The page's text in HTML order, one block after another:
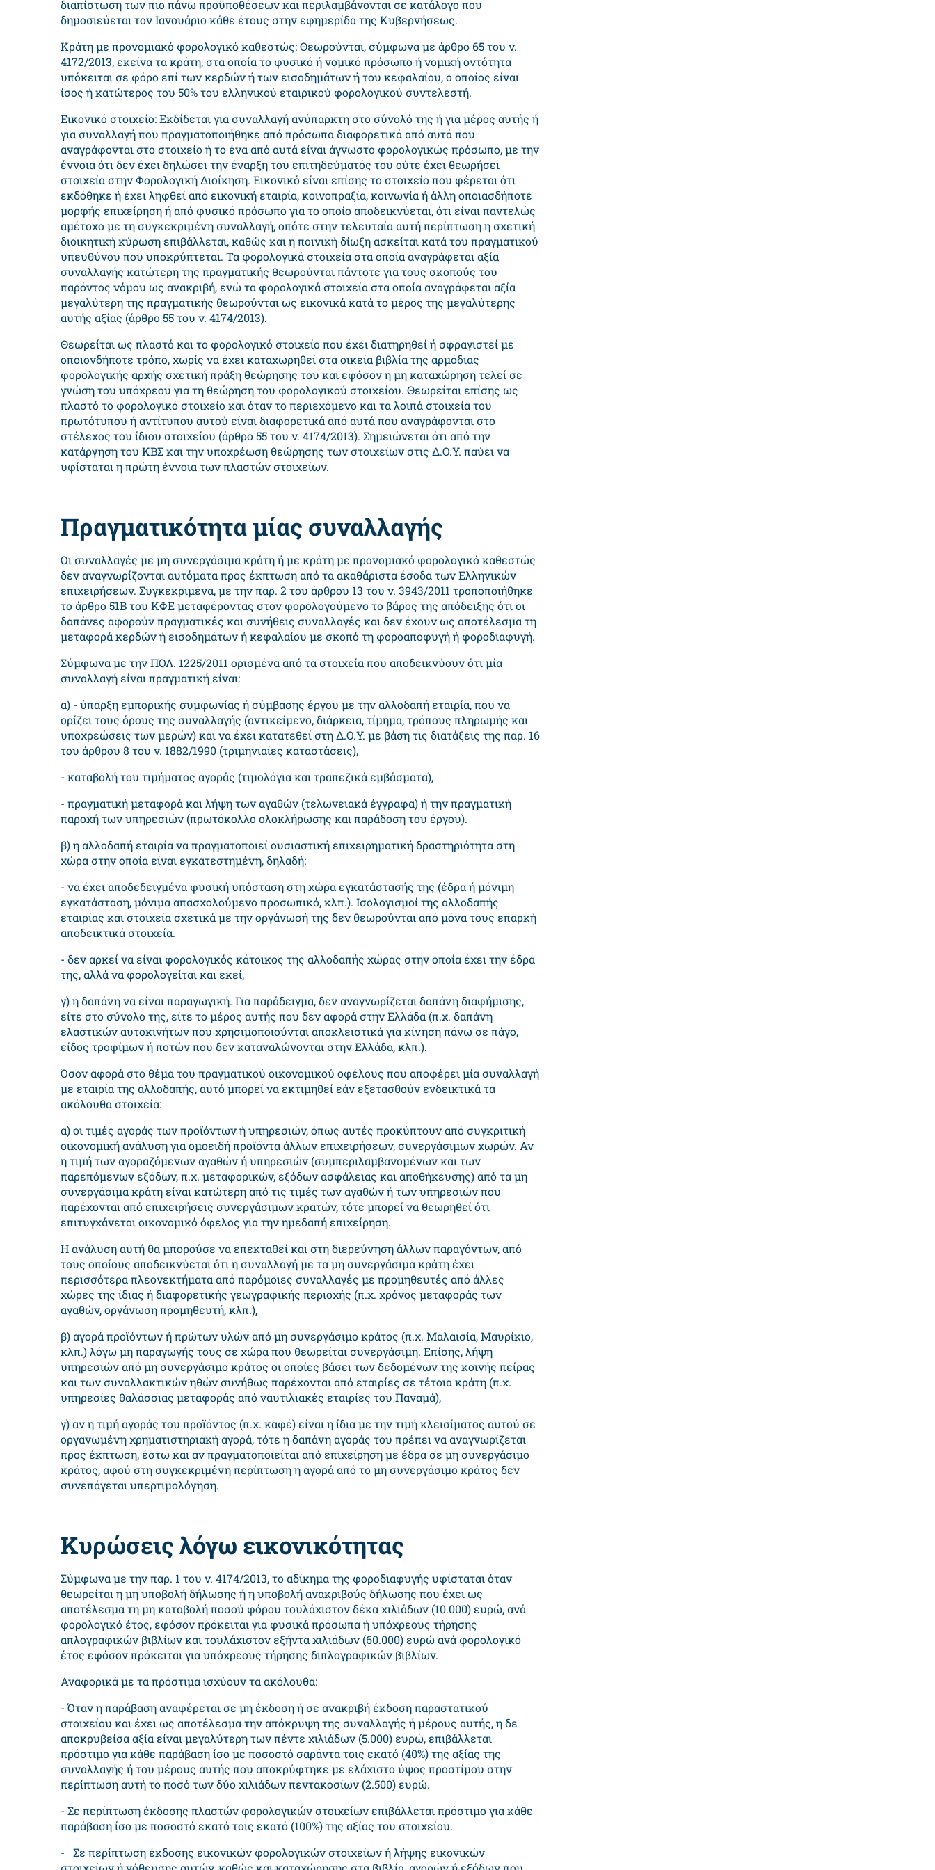
διαπίστωση των πιο πάνω προϋποθέσεων και περιλαμβάνονται σε κατάλογο που
δημοσιεύεται τον Ιανουάριο κάθε έτους στην εφημερίδα της Κυβερνήσεως.
Κράτη με προνομιακό φορολογικό καθεστώς: Θεωρούνται, σύμφωνα με άρθρο 65 του ν.
4172/2013, εκείνα τα κράτη, στα οποία το φυσικό ή νομικό πρόσωπο ή νομική οντότητα
υπόκειται σε φόρο επί των κερδών ή των εισοδημάτων ή του κεφαλαίου, ο οποίος είναι
ίσος ή κατώτερος του 50% του ελληνικού εταιρικού φορολογικού συντελεστή.
Εικονικό στοιχείο: Εκδίδεται για συναλλαγή ανύπαρκτη στο σύνολό της ή για μέρος αυτής ή
για συναλλαγή που πραγματοποιήθηκε από πρόσωπα διαφορετικά από αυτά που
αναγράφονται στο στοιχείο ή το ένα από αυτά είναι άγνωστο φορολογικώς πρόσωπο, με την
έννοια ότι δεν έχει δηλώσει την έναρξη του επιτηδεύματός του ούτε έχει θεωρήσει
στοιχεία στην Φορολογική Διοίκηση. Εικονικό είναι επίσης το στοιχείο που φέρεται ότι
εκδόθηκε ή έχει ληφθεί από εικονική εταιρία, κοινοπραξία, κοινωνία ή άλλη οποιασδήποτε
μορφής επιχείρηση ή από φυσικό πρόσωπο για το οποίο αποδεικνύεται, ότι είναι παντελώς
αμέτοχο με τη συγκεκριμένη συναλλαγή, οπότε στην τελευταία αυτή περίπτωση η σχετική
διοικητική κύρωση επιβάλλεται, καθώς και η ποινική δίωξη ασκείται κατά του πραγματικού
υπευθύνου που υποκρύπτεται. Τα φορολογικά στοιχεία στα οποία αναγράφεται αξία
συναλλαγής κατώτερη της πραγματικής θεωρούνται πάντοτε για τους σκοπούς του
παρόντος νόμου ως ανακριβή, ενώ τα φορολογικά στοιχεία στα οποία αναγράφεται αξία
μεγαλύτερη της πραγματικής θεωρούνται ως εικονικά κατά το μέρος της μεγαλύτερης
αυτής αξίας (άρθρο 55 του ν. 4174/2013).
Θεωρείται ως πλαστό και το φορολογικό στοιχείο που έχει διατηρηθεί ή σφραγιστεί με
οποιονδήποτε τρόπο, χωρίς να έχει καταχωρηθεί στα οικεία βιβλία της αρμόδιας
φορολογικής αρχής σχετική πράξη θεώρησης του και εφόσον η μη καταχώρηση τελεί σε
γνώση του υπόχρεου για τη θεώρηση του φορολογικού στοιχείου. Θεωρείται επίσης ως
πλαστό το φορολογικό στοιχείο και όταν το περιεχόμενο και τα λοιπά στοιχεία του
πρωτότυπου ή αντίτυπου αυτού είναι διαφορετικά από αυτά που αναγράφονται στο
στέλεχος του ίδιου στοιχείου (άρθρο 55 του ν. 4174/2013). Σημειώνεται ότι από την
κατάργηση του ΚΒΣ και την υποχρέωση θεώρησης των στοιχείων στις Δ.Ο.Υ. παύει να
υφίσταται η πρώτη έννοια των πλαστών στοιχείων.
Πραγματικότητα μίας συναλλαγής
Οι συναλλαγές με μη συνεργάσιμα κράτη ή με κράτη με προνομιακό φορολογικό καθεστώς
δεν αναγνωρίζονται αυτόματα προς έκπτωση από τα ακαθάριστα έσοδα των Ελληνικών
επιχειρήσεων. Συγκεκριμένα, με την παρ. 2 του άρθρου 13 του ν. 3943/2011 τροποποιήθηκε
το άρθρο 51Β του ΚΦΕ μεταφέροντας στον φορολογούμενο το βάρος της απόδειξης ότι οι
δαπάνες αφορούν πραγματικές και συνήθεις συναλλαγές και δεν έχουν ως αποτέλεσμα τη
μεταφορά κερδών ή εισοδημάτων ή κεφαλαίου με σκοπό τη φοροαποφυγή ή φοροδιαφυγή.
Σύμφωνα με την ΠΟΛ. 1225/2011 ορισμένα από τα στοιχεία που αποδεικνύουν ότι μία
συναλλαγή είναι πραγματική είναι:
α) - ύπαρξη εμπορικής συμφωνίας ή σύμβασης έργου με την αλλοδαπή εταιρία, που να
ορίζει τους όρους της συναλλαγής (αντικείμενο, διάρκεια, τίμημα, τρόπους πληρωμής και
υποχρεώσεις των μερών) και να έχει κατατεθεί στη Δ.Ο.Υ. με βάση τις διατάξεις της παρ. 16
του άρθρου 8 του ν. 1882/1990 (τριμηνιαίες καταστάσεις),
- καταβολή του τιμήματος αγοράς (τιμολόγια και τραπεζικά εμβάσματα),
- πραγματική μεταφορά και λήψη των αγαθών (τελωνειακά έγγραφα) ή την πραγματική
παροχή των υπηρεσιών (πρωτόκολλο ολοκλήρωσης και παράδοση του έργου).
β) η αλλοδαπή εταιρία να πραγματοποιεί ουσιαστική επιχειρηματική δραστηριότητα στη
χώρα στην οποία είναι εγκατεστημένη, δηλαδή:
- να έχει αποδεδειγμένα φυσική υπόσταση στη χώρα εγκατάστασής της (έδρα ή μόνιμη
εγκατάσταση, μόνιμα απασχολούμενο προσωπικό, κλπ.). Ισολογισμοί της αλλοδαπής
εταιρίας και στοιχεία σχετικά με την οργάνωσή της δεν θεωρούνται από μόνα τους επαρκή
αποδεικτικά στοιχεία.
- δεν αρκεί να είναι φορολογικός κάτοικος της αλλοδαπής χώρας στην οποία έχει την έδρα
της, αλλά να φορολογείται και εκεί,
γ) η δαπάνη να είναι παραγωγική. Για παράδειγμα, δεν αναγνωρίζεται δαπάνη διαφήμισης,
είτε στο σύνολο της, είτε το μέρος αυτής που δεν αφορά στην Ελλάδα (π.χ. δαπάνη
ελαστικών αυτοκινήτων που χρησιμοποιούνται αποκλειστικά για κίνηση πάνω σε πάγο,
είδος τροφίμων ή ποτών που δεν καταναλώνονται στην Ελλάδα, κλπ.).
Όσον αφορά στο θέμα του πραγματικού οικονομικού οφέλους που αποφέρει μία συναλλαγή
με εταιρία της αλλοδαπής, αυτό μπορεί να εκτιμηθεί εάν εξετασθούν ενδεικτικά τα
ακόλουθα στοιχεία:
α) οι τιμές αγοράς των προϊόντων ή υπηρεσιών, όπως αυτές προκύπτουν από συγκριτική
οικονομική ανάλυση για ομοειδή προϊόντα άλλων επιχειρήσεων, συνεργάσιμων χωρών. Αν
η τιμή των αγοραζόμενων αγαθών ή υπηρεσιών (συμπεριλαμβανομένων και των
παρεπόμενων εξόδων, π.χ. μεταφορικών, εξόδων ασφάλειας και αποθήκευσης) από τα μη
συνεργάσιμα κράτη είναι κατώτερη από τις τιμές των αγαθών ή των υπηρεσιών που
παρέχονται από επιχειρήσεις συνεργάσιμων κρατών, τότε μπορεί να θεωρηθεί ότι
επιτυγχάνεται οικονομικό όφελος για την ημεδαπή επιχείρηση.
Η ανάλυση αυτή θα μπορούσε να επεκταθεί και στη διερεύνηση άλλων παραγόντων, από
τους οποίους αποδεικνύεται ότι η συναλλαγή με τα μη συνεργάσιμα κράτη έχει
περισσότερα πλεονεκτήματα από παρόμοιες συναλλαγές με προμηθευτές από άλλες
χώρες της ίδιας ή διαφορετικής γεωγραφικής περιοχής (π.χ. χρόνος μεταφοράς των
αγαθών, οργάνωση προμηθευτή, κλπ.),
β) αγορά προϊόντων ή πρώτων υλών από μη συνεργάσιμο κράτος (π.χ. Μαλαισία, Μαυρίκιο,
κλπ.) λόγω μη παραγωγής τους σε χώρα που θεωρείται συνεργάσιμη. Επίσης, λήψη
υπηρεσιών από μη συνεργάσιμο κράτος οι οποίες βάσει των δεδομένων της κοινής πείρας
και των συναλλακτικών ηθών συνήθως παρέχονται από εταιρίες σε τέτοια κράτη (π.χ.
υπηρεσίες θαλάσσιας μεταφοράς από ναυτιλιακές εταιρίες του Παναμά),
γ) αν η τιμή αγοράς του προϊόντος (π.χ. καφέ) είναι η ίδια με την τιμή κλεισίματος αυτού σε
οργανωμένη χρηματιστηριακή αγορά, τότε η δαπάνη αγοράς του πρέπει να αναγνωρίζεται
προς έκπτωση, έστω και αν πραγματοποιείται από επιχείρηση με έδρα σε μη συνεργάσιμο
κράτος, αφού στη συγκεκριμένη περίπτωση η αγορά από το μη συνεργάσιμο κράτος δεν
συνεπάγεται υπερτιμολόγηση.
Κυρώσεις λόγω εικονικότητας
Σύμφωνα με την παρ. 1 του ν. 4174/2013, το αδίκημα της φοροδιαφυγής υφίσταται όταν
θεωρείται η μη υποβολή δήλωσης ή η υποβολή ανακριβούς δήλωσης που έχει ως
αποτέλεσμα τη μη καταβολή ποσού φόρου τουλάχιστον δέκα χιλιάδων (10.000) ευρώ, ανά
φορολογικό έτος, εφόσον πρόκειται για φυσικά πρόσωπα ή υπόχρεους τήρησης
απλογραφικών βιβλίων και τουλάχιστον εξήντα χιλιάδων (60.000) ευρώ ανά φορολογικό
έτος εφόσον πρόκειται για υπόχρεους τήρησης διπλογραφικών βιβλίων.
Αναφορικά με τα πρόστιμα ισχύουν τα ακόλουθα:
- Όταν η παράβαση αναφέρεται σε μη έκδοση ή σε ανακριβή έκδοση παραστατικού
στοιχείου και έχει ως αποτέλεσμα την απόκρυψη της συναλλαγής ή μέρους αυτής, η δε
αποκρυβείσα αξία είναι μεγαλύτερη των πέντε χιλιάδων (5.000) ευρώ, επιβάλλεται
πρόστιμο για κάθε παράβαση ίσο με ποσοστό σαράντα τοις εκατό (40%) της αξίας της
συναλλαγής ή του μέρους αυτής που αποκρύφτηκε με ελάχιστο ύψος προστίμου στην
περίπτωση αυτή το ποσό των δύο χιλιάδων πεντακοσίων (2.500) ευρώ.
- Σε περίπτωση έκδοσης πλαστών φορολογικών στοιχείων επιβάλλεται πρόστιμο για κάθε
παράβαση ίσο με ποσοστό εκατό τοις εκατό (100%) της αξίας του στοιχείου.
- Σε περίπτωση έκδοσης εικονικών φορολογικών στοιχείων ή λήψης εικονικών